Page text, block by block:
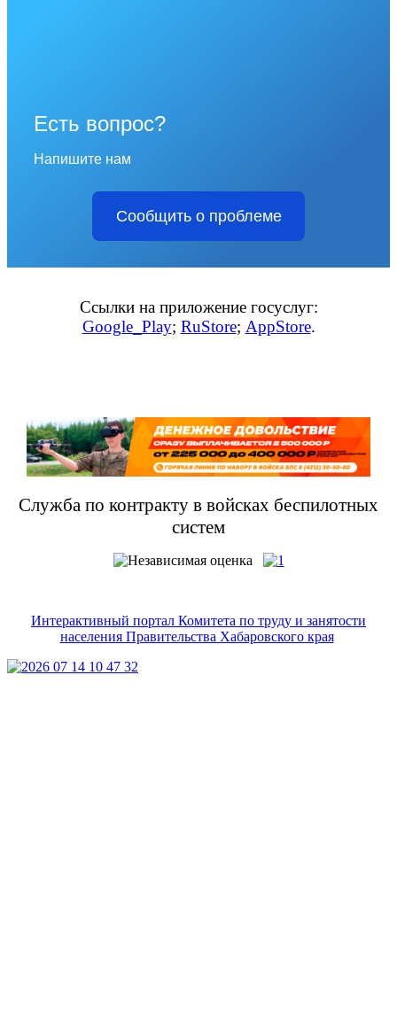
Есть вопрос?
Напишите нам
Сообщить о проблеме
Ссылки на приложение госуслуг:
Google_Play; RuStore; AppStore.
Служба по контракту в войсках беспилотных
систем
Интерактивный портал Комитета по труду и занятости
населения Правительства Хабаровского края